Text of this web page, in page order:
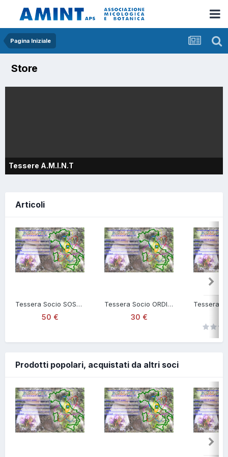
Pagina Iniziale
Store
Tessere A.M.I.N.T
Articoli
Tessera Socio SOSTENITORE - AMINT APS
50 €
Tessera Socio ORDINARIO - AMINT APS
30 €
Prodotti popolari, acquistati da altri soci